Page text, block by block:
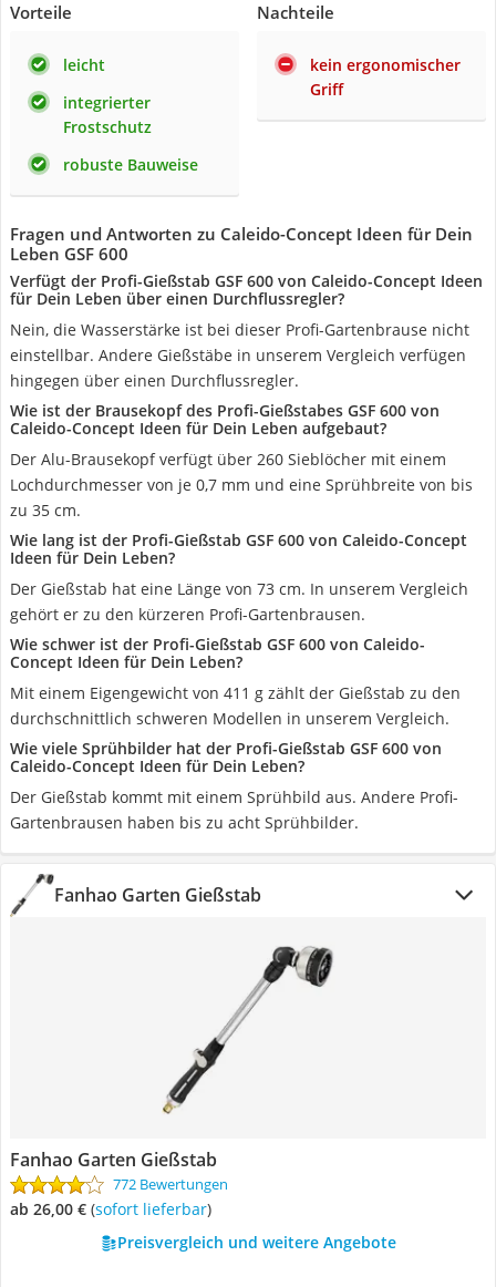
Vorteile
leicht
integrierter
Frostschutz
robuste Bauweise
Nachteile
kein ergonomischer
Griff
Fragen und Antworten zu Caleido-Concept Ideen für Dein
Leben GSF 600
Verfügt der Profi-Gießstab GSF 600 von Caleido-Concept Ideen
für Dein Leben über einen Durchflussregler?
Nein, die Wasserstärke ist bei dieser Profi-Gartenbrause nicht
einstellbar. Andere Gießstäbe in unserem Vergleich verfügen
hingegen über einen Durchflussregler.
Wie ist der Brausekopf des Profi-Gießstabes GSF 600 von
Caleido-Concept Ideen für Dein Leben aufgebaut?
Der Alu-Brausekopf verfügt über 260 Sieblöcher mit einem
Lochdurchmesser von je 0,7 mm und eine Sprühbreite von bis
zu 35 cm.
Wie lang ist der Profi-Gießstab GSF 600 von Caleido-Concept
Ideen für Dein Leben?
Der Gießstab hat eine Länge von 73 cm. In unserem Vergleich
gehört er zu den kürzeren Profi-Gartenbrausen.
Wie schwer ist der Profi-Gießstab GSF 600 von Caleido-
Concept Ideen für Dein Leben?
Mit einem Eigengewicht von 411 g zählt der Gießstab zu den
durchschnittlich schweren Modellen in unserem Vergleich.
Wie viele Sprühbilder hat der Profi-Gießstab GSF 600 von
Caleido-Concept Ideen für Dein Leben?
Der Gießstab kommt mit einem Sprühbild aus. Andere Profi-
Gartenbrausen haben bis zu acht Sprühbilder.
Fanhao Garten Gießstab
Fanhao Garten Gießstab
772 Bewertungen
ab 26,00 € ( Sofort lieferbar)
Preisvergleich und weitere Angebote